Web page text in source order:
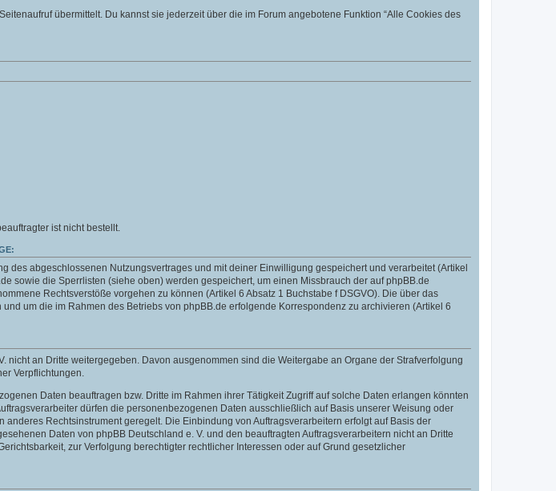
übermittelt. Du kannst sie jederzeit über die im Forum angebotene Funktion “Alle Cookies des
ist nicht bestellt.
abgeschlossenen Nutzungsvertrages und mit deiner Einwilligung gespeichert und verarbeitet (Artikel
sowie die Sperrlisten (siehe oben) werden gespeichert, um einen Missbrauch der auf phpBB.de
Rechtsverstöße vorgehen zu können (Artikel 6 Absatz 1 Buchstabe f DSGVO). Die über das
um die im Rahmen des Betriebs von phpBB.de erfolgende Korrespondenz zu archivieren (Artikel 6
an Dritte weitergegeben. Davon ausgenommen sind die Weitergabe an Organe der Strafverfolgung
Verpflichtungen.
Daten beauftragen bzw. Dritte im Rahmen ihrer Tätigkeit Zugriff auf solche Daten erlangen könnten
dürfen die personenbezogenen Daten ausschließlich auf Basis unserer Weisung oder
Rechtsinstrument geregelt. Die Einbindung von Auftragsverarbeitern erfolgt auf Basis der
Daten von phpBB Deutschland e. V. und den beauftragten Auftragsverarbeitern nicht an Dritte
zur Verfolgung berechtigter rechtlicher Interessen oder auf Grund gesetzlicher